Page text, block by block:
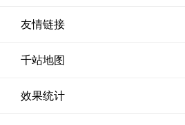
友情链接
千站地图
效果统计